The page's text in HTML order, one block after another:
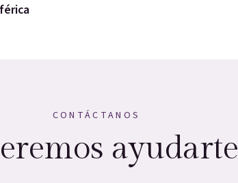
CONTÁCTANOS
ayudarte